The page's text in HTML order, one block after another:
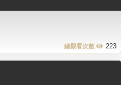
223